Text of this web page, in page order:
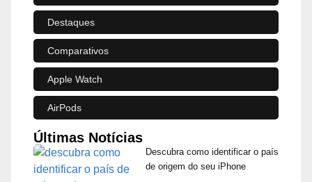
Destaques
Comparativos
Apple Watch
AirPods
Últimas Notícias
Descubra como identificar o país
de origem do seu iPhone